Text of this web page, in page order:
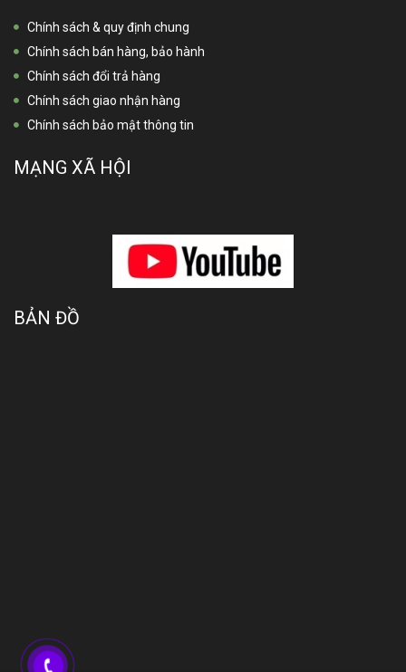
Chính sách & quy định chung
Chính sách bán hàng, bảo hành
Chính sách đổi trả hàng
Chính sách giao nhận hàng
Chính sách bảo mật thông tin
MẠNG XÃ HỘI
BẢN ĐỒ